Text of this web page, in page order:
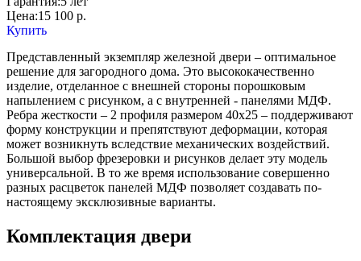
Цена:15 100 р.
Купить
Представленный экземпляр железной двери – оптимальное
решение для загородного дома. Это высококачественно
изделие, отделанное с внешней стороны порошковым
напылением с рисунком, а с внутренней - панелями МДФ.
Ребра жесткости – 2 профиля размером 40х25 – поддерживают
форму конструкции и препятствуют деформации, которая
может возникнуть вследствие механических воздействий.
Большой выбор фрезеровки и рисунков делает эту модель
универсальной. В то же время использование совершенно
разных расцветок панелей МДФ позволяет создавать по-
настоящему эксклюзивные варианты.
Комплектация двери